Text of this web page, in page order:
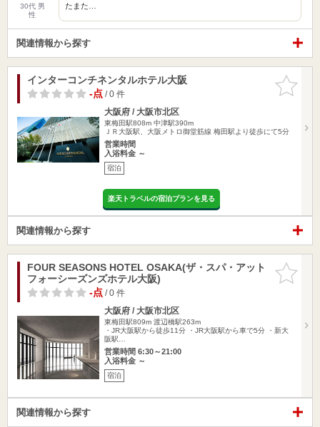
30代 男
性
たまた…
関連情報から探す
お気に入
りに追加
インターコンチネンタルホテル大阪
-点/ 0 件
大阪府 / 大阪市北区
東梅田駅808m 中津駅390m
ＪＲ大阪駅、大阪メトロ御堂筋線 梅田駅より徒歩にて5分
営業時間
入浴料金 ～
宿泊
楽天トラベルの宿泊プランを見る
関連情報から探す
お気に入
りに追加
FOUR SEASONS HOTEL OSAKA(ザ・スパ・アット
フォーシーズンズホテル大阪)
-点/ 0 件
大阪府 / 大阪市北区
東梅田駅809m 渡辺橋駅263m
・JR大阪駅から徒歩11分 ・JR大阪駅から車で5分 ・新大
阪駅…
営業時間 6:30～21:00
入浴料金 ～
宿泊
関連情報から探す